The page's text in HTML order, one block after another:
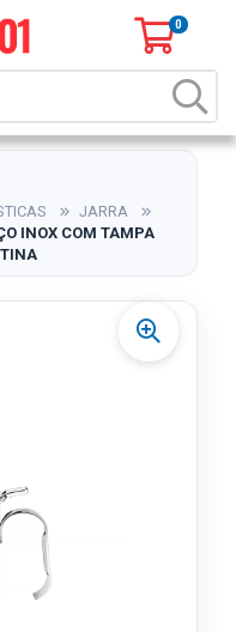
0
JARRA
INOX COM TAMPA